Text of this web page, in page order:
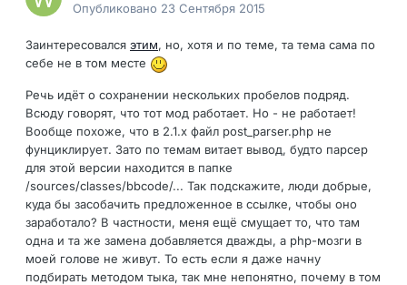
Опубликовано 23 Сентября 2015
Заинтересовался этим, но, хотя и по теме, та тема сама по
себе не в том месте
Речь идёт о сохранении нескольких пробелов подряд.
Всюду говорят, что тот мод работает. Но - не работает!
Вообще похоже, что в 2.1.x файл post_parser.php не
фунциклирует. Зато по темам витает вывод, будто парсер
для этой версии находится в папке
/sources/classes/bbcode/... Так подскажите, люди добрые,
куда бы засобачить предложенное в ссылке, чтобы оно
заработало? В частности, меня ещё смущает то, что там
одна и та же замена добавляется дважды, а php-мозги в
моей голове не живут. То есть если я даже начну
подбирать методом тыка, так мне непонятно, почему в том